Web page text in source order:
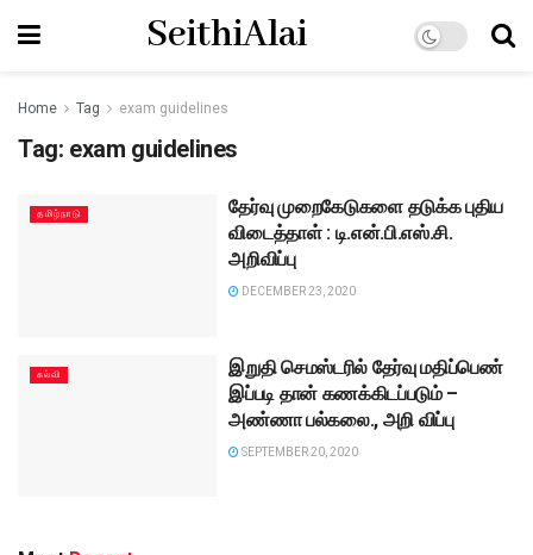
SeithiAlai
Home Tag exam guidelines
Tag: exam guidelines
தமிழ்நாடு
தேர்வு முறைகேடுகளை தடுக்க புதிய
விடைத்தாள் : டி.என்.பி.எஸ்.சி.
அறிவிப்பு
DECEMBER 23, 2020
கல்வி
இறுதி செமஸ்டரில் தேர்வு மதிப்பெண்
இப்படி தான் கணக்கிடப்படும் –
அண்ணா பல்கலை., அறி விப்பு
SEPTEMBER 20, 2020